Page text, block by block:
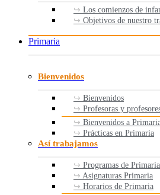
Los comienzos de
Objetivos de nuestro
Primaria
Bienvenidos
Bienvenidos
Profesoras y
Bienvenidos a
Prácticas en Primaria
Así trabajamos
Programas de Primaria
Asignaturas Primaria
Horarios de Primaria